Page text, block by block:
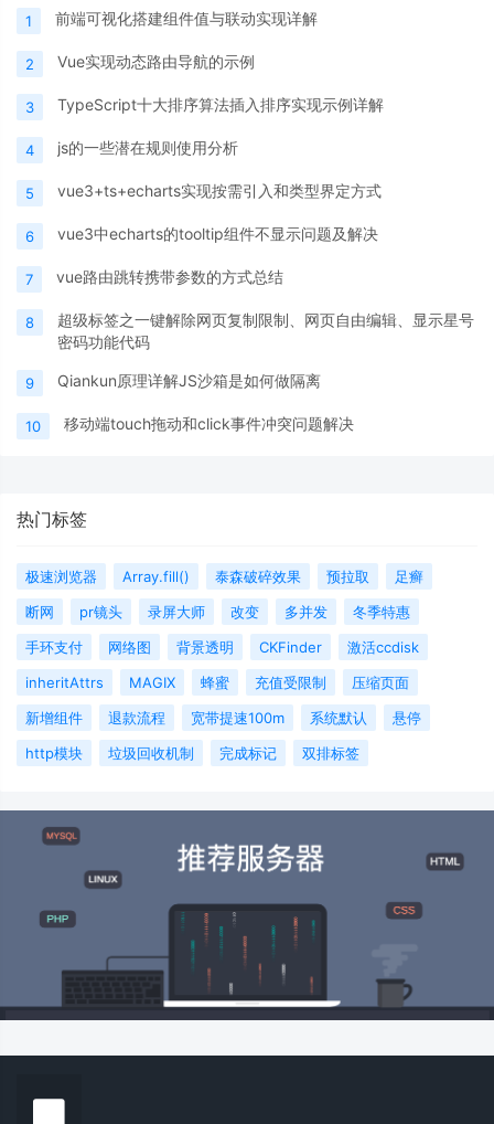
1 前端可视化搭建组件值与联动实现详解
2 Vue实现动态路由导航的示例
3 TypeScript十大排序算法插入排序实现示例详解
4 js的一些潜在规则使用分析
5 vue3+ts+echarts实现按需引入和类型界定方式
6 vue3中echarts的tooltip组件不显示问题及解决
7 vue路由跳转携带参数的方式总结
8
超级标签之一键解除网页复制限制、网页自由编辑、显示星号
密码功能代码
9 Qiankun原理详解JS沙箱是如何做隔离
10 移动端touch拖动和click事件冲突问题解决
热门标签
极速浏览器 Array.fill() 泰森破碎效果 预拉取
足癣
断网
pr镜头 录屏大师 改变 多并发
冬季特惠
手环支付
网络图 背景透明 CKFinder
激活ccdisk
inheritAttrs
MAGIX 蜂蜜 充值受限制
压缩页面
新增组件
退款流程 宽带提速100m 系统默认
悬停
http模块
垃圾回收机制 完成标记 双排标签